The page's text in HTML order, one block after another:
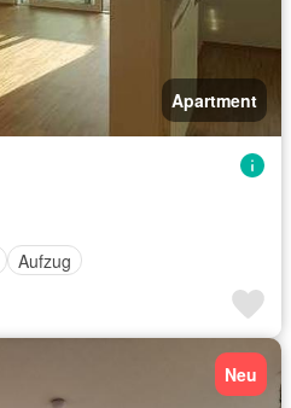
Apartment
Aufzug
Neu